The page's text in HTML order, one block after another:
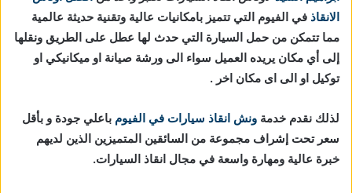
الانقاذ في الفيوم التي تتميز بامكانيات عالية وتقنية حديثة عالمية
مما تتمكن من حمل السيارة التي حدث لها عطل على الطريق ونقلها
إلى أي مكان يريده العميل سواء الى ورشة صيانة او ميكانيكي او
توكيل او الى اى مكان اخر .
لذلك نقدم خدمة ونش انقاذ سيارات في الفيوم باعلي جودة و بأقل
سعر تحت إشراف مجموعة من السائقين المتميزين الذين لديهم
خبرة عالية ومهارة واسعة في مجال انقاذ السيارات.